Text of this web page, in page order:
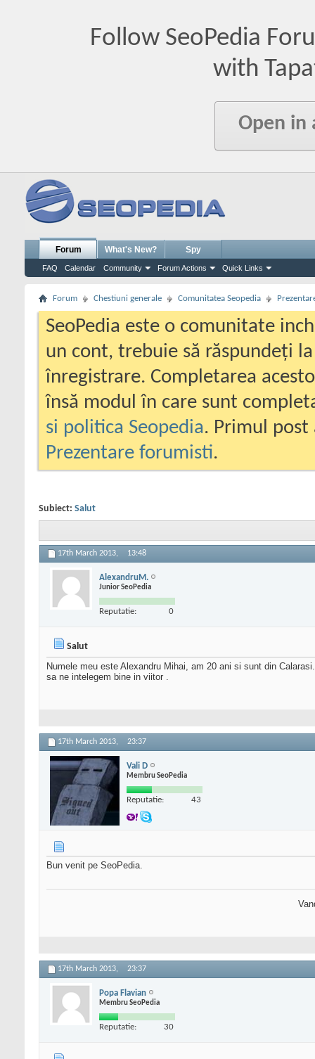
Follow SeoPedia
with
Open in
Forum
FAQ Calendar Community Forum Actions Quick Links
What's New? Spy
Forum Chestiuni generale Comunitatea Seopedia
SeoPedia este o comunitate
un cont, trebuie să răspundeți
înregistrare. Completarea
însă modul în care sunt
si politica Seopedia. Primul
Prezentare forumisti.
Subiect: Salut
17th March 2013, 13:48
AlexandruM.
Junior SeoPedia
Reputatie: 0
Salut
Numele meu este Alexandru Mihai, am 20 ani si sunt din
sa ne intelegem bine in viitor .
17th March 2013, 23:37
Vali D
Membru SeoPedia
Reputatie: 43
Bun venit pe SeoPedia.
17th March 2013, 23:37
Popa Flavian
Membru SeoPedia
Reputatie: 30